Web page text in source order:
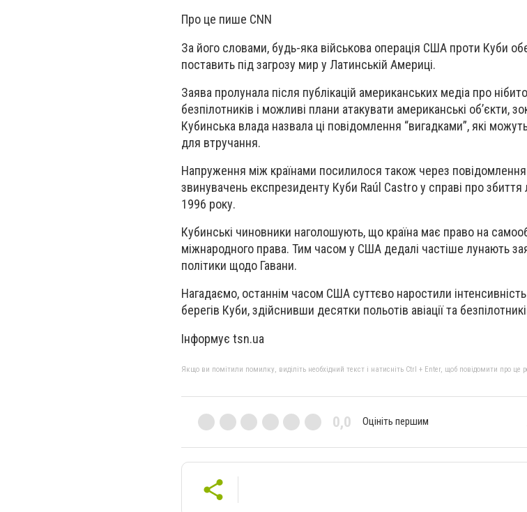
Про це пише CNN
За його словами, будь-яка військова операція США проти Куби
поставить під загрозу мир у Латинській Америці.
Заява пролунала після публікацій американських медіа про
безпілотників і можливі плани атакувати американські об’єкти,
Кубинська влада назвала ці повідомлення “вигадками”, які
для втручання.
Напруження між країнами посилилося також через
звинувачень експрезиденту Куби Raúl Castro у справі про збиття
1996 року.
Кубинські чиновники наголошують, що країна має право на
міжнародного права. Тим часом у США дедалі частіше лунають
політики щодо Гавани.
Нагадаємо, останнім часом США суттєво наростили
берегів Куби, здійснивши десятки польотів авіації та
Інформує tsn.ua
Якщо ви помітили помилку, виділіть необхідний текст і натисніть Ctrl + Enter, щоб повідомити про це
0,0 Оцініть першим